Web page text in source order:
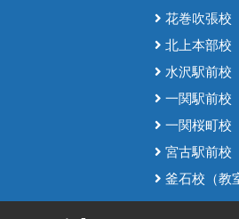
花巻吹張校
北上本部校
水沢駅前校
一関駅前校
一関桜町校
宮古駅前校
釜石校（教